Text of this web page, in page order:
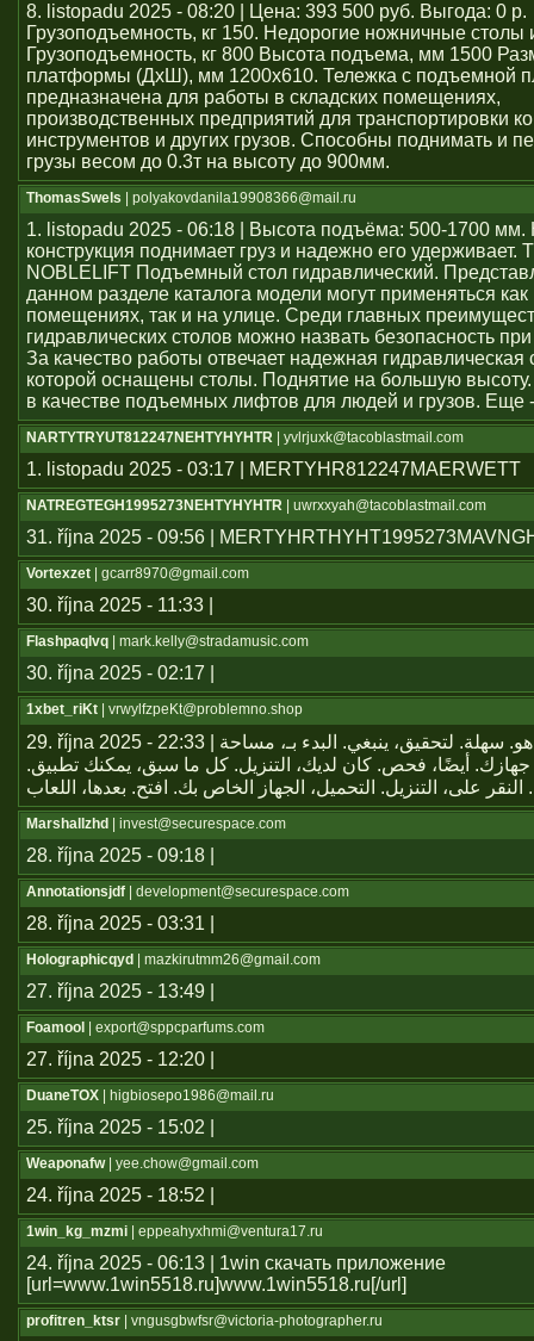
8. listopadu 2025 - 08:20 | Цена: 393 500 руб. Выгода: 0 р.
Грузоподъемность, кг 150. Недорогие ножничные столы
Грузоподъемность, кг 800 Высота подъема, мм 1500
платформы (ДхШ), мм 1200x610. Тележка с подъемной
предназначена для работы в складских помещениях,
производственных предприятий для транспортировки
инструментов и других грузов. Способны поднимать и
грузы весом до 0.3т на высоту до 900мм.
ThomasSwels | polyakovdanila19908366@mail.ru
1. listopadu 2025 - 06:18 | Высота подъёма: 500-1700
конструкция поднимает груз и надежно его удерживает.
NOBLELIFT Подъемный стол гидравлический.
данном разделе каталога модели могут применяться
помещениях, так и на улице. Среди главных
гидравлических столов можно назвать безопасность
За качество работы отвечает надежная гидравлическая
которой оснащены столы. Поднятие на большую
в качестве подъемных лифтов для людей и грузов. Еще
NARTYTRYUT812247NEHTYHYHTR | yvlrjuxk@tacoblastmail.com
1. listopadu 2025 - 03:17 | MERTYHR812247MAERWETT
NATREGTEGH1995273NEHTYHYHTR | uwrxxyah@tacoblastmail.com
31. října 2025 - 09:56 |
Vortexzet | gcarr8970@gmail.com
30. října 2025 - 11:33 |
Flashpaqlvq | mark.kelly@stradamusic.com
30. října 2025 - 02:17 |
1xbet_riKt | vrwylfzpeKt@problemno.shop
29. října 2025 - 22:33 | يعتبر تطبيق هو. سهلة. لتحقيق، ينبغي. البدء بـ، مساحة
أيضًا، فحص. كان لديك، التنزيل. كل ما سبق، يمكنك تطبيق.
Marshallzhd | invest@securespace.com
28. října 2025 - 09:18 |
Annotationsjdf | development@securespace.com
28. října 2025 - 03:31 |
Holographicqyd | mazkirutmm26@gmail.com
27. října 2025 - 13:49 |
Foamool | export@sppcparfums.com
27. října 2025 - 12:20 |
DuaneTOX | higbiosepo1986@mail.ru
25. října 2025 - 15:02 |
Weaponafw| yee.chow@gmail.com
24. října 2025 - 18:52 |
1win_kg_mzmi | eppeahyxhmi@ventura17.ru
24. října 2025 - 06:13 | 1win скачать приложение
[url=www.1win5518.ru]www.1win5518.ru[/url]
profitren_ktsr | vngusgbwfsr@victoria-photographer.ru